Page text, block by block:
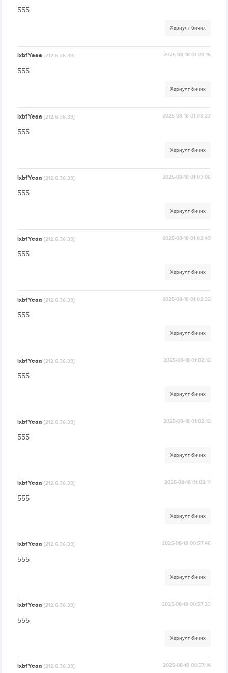
555
Хариулт бичих
lxbfYeaa[212.6.36.39] 2025-08-18 01:08:15
555
Хариулт бичих
lxbfYeaa[212.6.36.39] 2025-08-18 01:03:23
555
Хариулт бичих
lxbfYeaa[212.6.36.39] 2025-08-18 01:03:06
555
Хариулт бичих
lxbfYeaa[212.6.36.39] 2025-08-18 01:02:49
555
Хариулт бичих
lxbfYeaa[212.6.36.39] 2025-08-18 01:02:32
555
Хариулт бичих
lxbfYeaa[212.6.36.39] 2025-08-18 01:02:12
555
Хариулт бичих
lxbfYeaa[212.6.36.39] 2025-08-18 01:02:12
555
Хариулт бичих
lxbfYeaa[212.6.36.39] 2025-08-18 01:02:11
555
Хариулт бичих
lxbfYeaa[212.6.36.39] 2025-08-18 00:57:46
555
Хариулт бичих
lxbfYeaa[212.6.36.39] 2025-08-18 00:57:33
555
Хариулт бичих
lxbfYeaa[212.6.36.39] 2025-08-18 00:57:14